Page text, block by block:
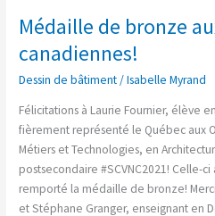
Médaille de bronze
canadiennes!
Dessin de bâtiment/Isabelle Myrand
Félicitations à Laurie Fournier, élève
fièrement représenté le Québec aux
Métiers et Technologies, en
postsecondaire #SCVNC2021! Celle-
remporté la médaille de bronze!
et Stéphane Granger, enseignant en
Médaille
bronze
aux